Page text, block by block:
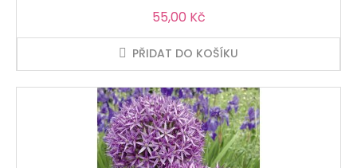
Cena
55,00 Kč
PŘIDAT DO KOŠÍKU